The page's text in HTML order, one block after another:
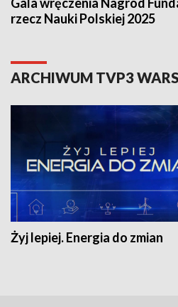
Gala wręczenia Nagród
rzecz Nauki Polskiej 2025
ARCHIWUM TVP3
Żyj lepiej. Energia do zmian